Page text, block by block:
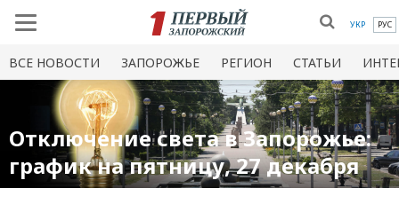
УКР РУС
ВСЕ НОВОСТИ ЗАПОРОЖЬЕ РЕГИОН СТАТЬИ
Отключение света в Запорожье:
график на пятницу, 27 декабря